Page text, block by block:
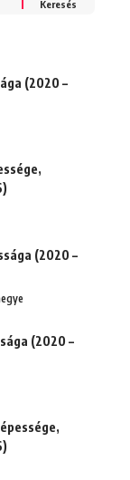
(2020 –
(2020 –
(2020 –